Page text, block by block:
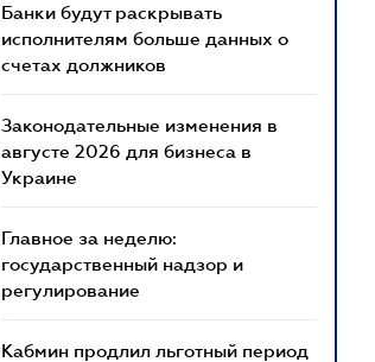
Банки будут раскрывать
исполнителям больше данных о
счетах должников
Законодательные изменения в
августе 2026 для бизнеса в
Украине
Главное за неделю:
государственный надзор и
регулирование
Кабмин продлил льготный период